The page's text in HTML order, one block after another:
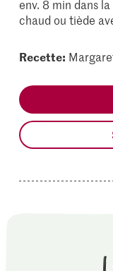
env. 8 min dans
chaud ou tiède
Recette: